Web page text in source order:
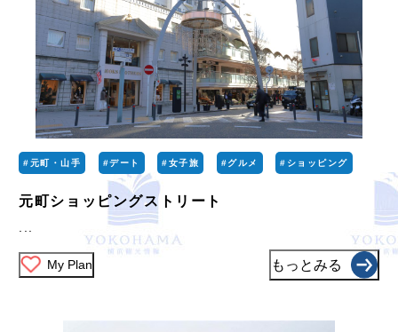
#元町・山手 #デート #女子旅 #グルメ #ショッピング
元町ショッピングストリート
My Plan もっとみる